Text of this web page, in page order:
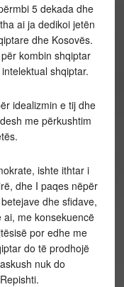
5 dekada dhe
ai ja dedikoi jetën
dhe Kosovës.
kombin shqiptar
shqiptar.
idealizmin e tij dhe
me përkushtim
ishte ithtar i
dhe I paqes nëpër
dhe sfidave,
me konsekuencë
por edhe me
do të prodhojë
nuk do